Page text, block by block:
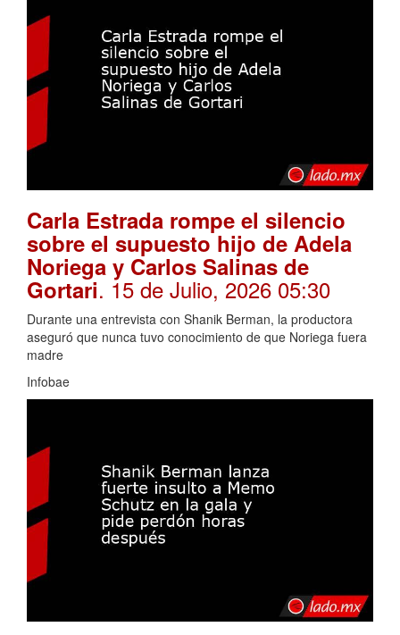
Carla Estrada rompe el silencio
sobre el supuesto hijo de Adela
Noriega y Carlos Salinas de
Gortari. 15 de Julio, 2026 05:30
Durante una entrevista con Shanik Berman, la productora
aseguró que nunca tuvo conocimiento de que Noriega fuera
madre
Infobae